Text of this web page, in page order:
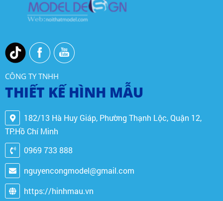
CÔNG TY TNHH
THIẾT KẾ HÌNH MẪU
182/13 Hà Huy Giáp, Phường Thạnh Lộc, Quận 12,
TP.Hồ Chí Minh
0969 733 888
nguyencongmodel@gmail.com
https://hinhmau.vn